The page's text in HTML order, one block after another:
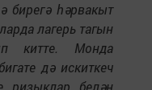
бирегә һәрвакыт
лагерь тагын
китте. Монда
дә искиткеч